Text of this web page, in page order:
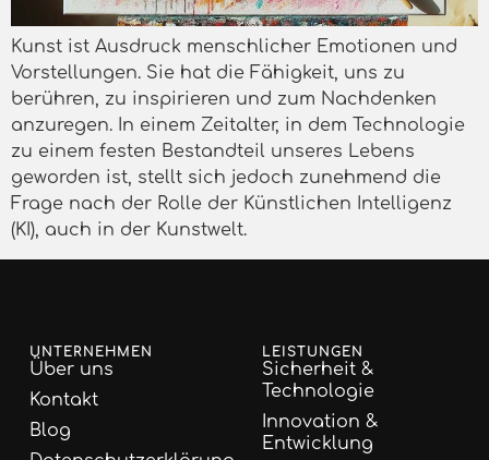
Kunst ist Ausdruck menschlicher Emotionen und
Vorstellungen. Sie hat die Fähigkeit, uns zu
berühren, zu inspirieren und zum Nachdenken
anzuregen. In einem Zeitalter, in dem Technologie
zu einem festen Bestandteil unseres Lebens
geworden ist, stellt sich jedoch zunehmend die
Frage nach der Rolle der Künstlichen Intelligenz
(KI), auch in der Kunstwelt.
UNTERNEHMEN
Über uns
Kontakt
Blog
LEISTUNGEN
Sicherheit &
Technologie
Innovation &
Entwicklung